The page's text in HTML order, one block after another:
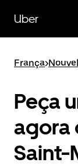
para
conteúdo
Uber
França>
Peça
agora
Saint-